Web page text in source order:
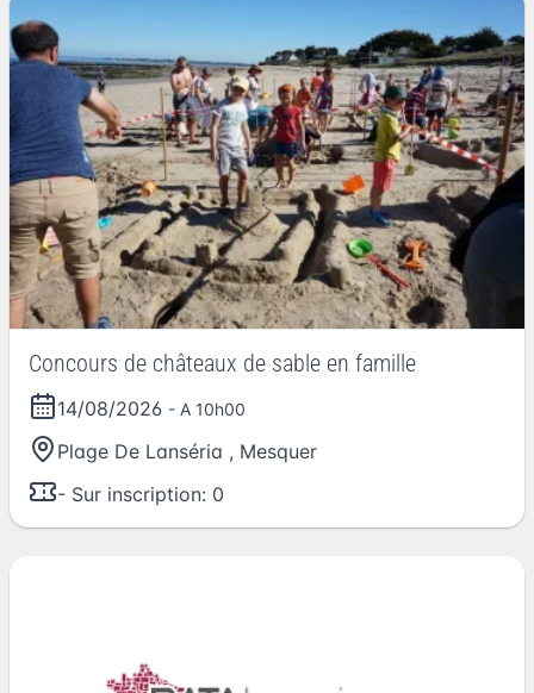
Concours de châteaux de sable en famille
14/08/2026 - A 10h00
Plage De Lanséria , Mesquer
- Sur inscription: 0